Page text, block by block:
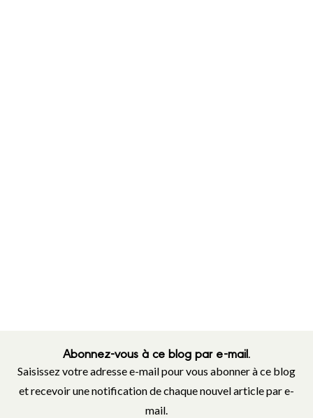
Abonnez-vous à ce blog par e-mail.
Saisissez votre adresse e-mail pour vous abonner à ce blog
et recevoir une notification de chaque nouvel article par e-
mail.